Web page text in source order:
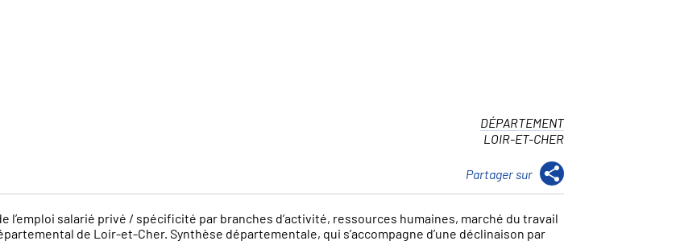
DÉPARTEMENT
LOIR-ET-CHER
salarié privé / spécificité par branches d’activité, ressources humaines, marché du travail
de Loir-et-Cher. Synthèse départementale, qui s’accompagne d’une déclinaison par